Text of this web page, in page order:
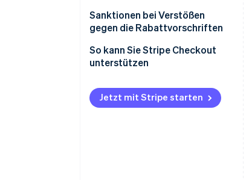
Sanktionen bei Verstößen
gegen die Rabattvorschriften
So kann Sie Stripe Checkout
unterstützen
Jetzt mit Stripe starten